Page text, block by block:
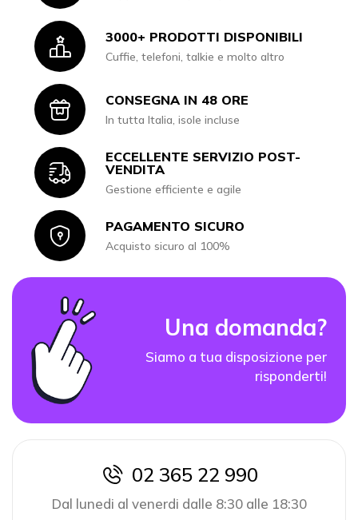
Icon3000+ PRODOTTI DISPONIBILI
Cuffie, telefoni, talkie e molto altro
IconCONSEGNA IN 48 ORE
In tutta Italia, isole incluse
Icon
ECCELLENTE SERVIZIO POST-
VENDITA
Gestione efficiente e agile
IconPAGAMENTO SICURO
Acquisto sicuro al 100%
Una domanda?
Siamo a tua disposizione per
risponderti!
icon
02 365 22 990
Dal lunedi al venerdi dalle 8:30 alle 18:30